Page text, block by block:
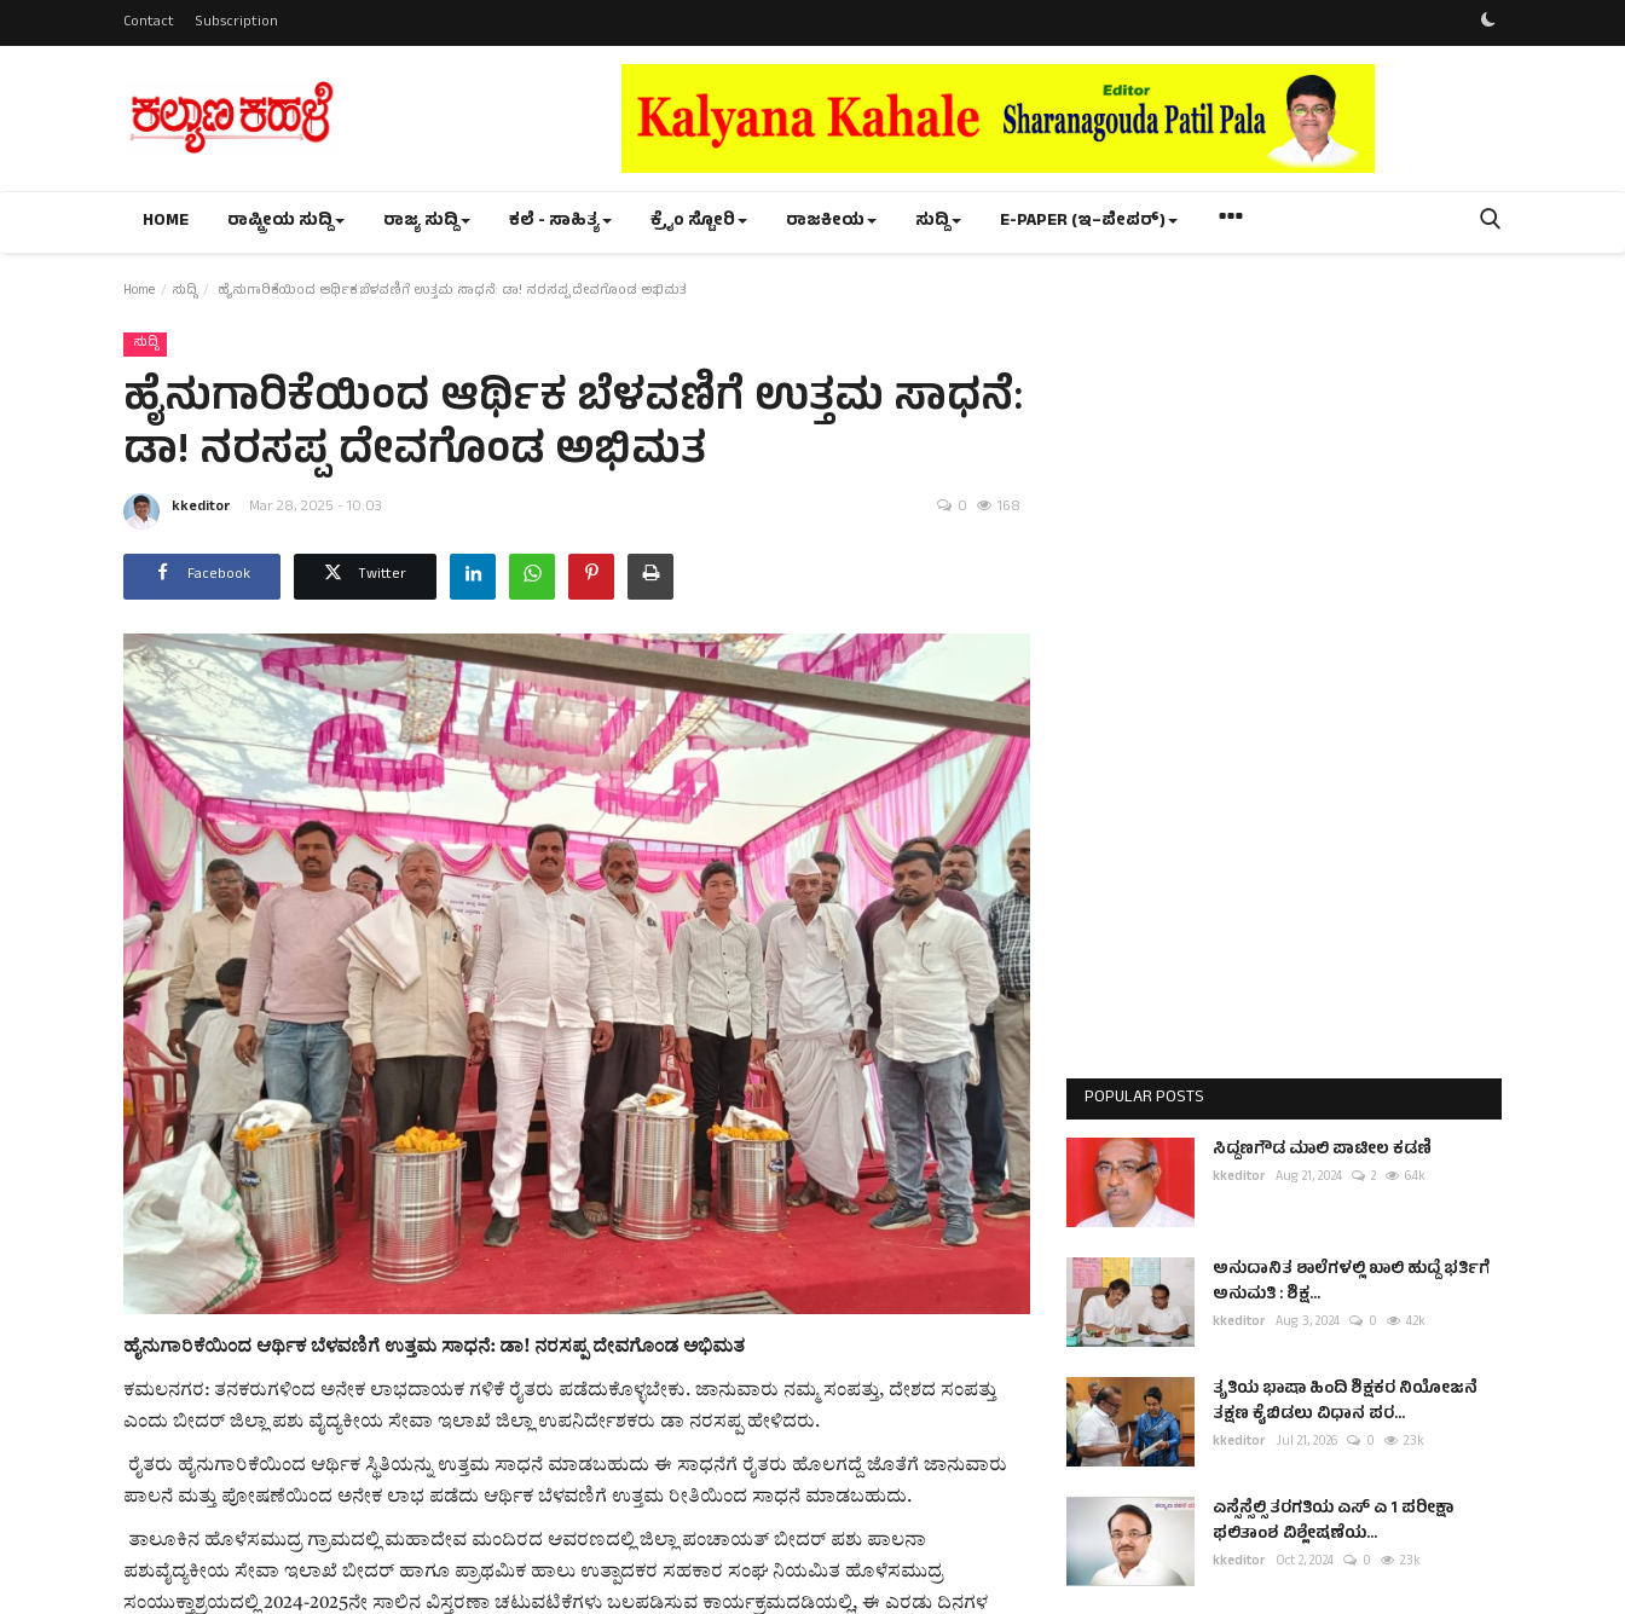
Contact Subscription
HOME ರಾಷ್ಟ್ರೀಯ ಸುದ್ದಿ ರಾಜ್ಯ ಸುದ್ದಿ ಕಲೆ - ಸಾಹಿತ್ಯ ಕ್ರೈಂ ಸ್ಟೋರಿ ರಾಜಕೀಯ ಸುದ್ದಿ E-PAPER (ಇ–ಪೇಪರ್‌)
Home ಸುದ್ದಿ ಹೈನುಗಾರಿಕೆಯಿಂದ ಆರ್ಥಿಕ ಬೆಳವಣಿಗೆ ಉತ್ತಮ ಸಾಧನೆ: ಡಾ! ನರಸಪ್ಪ ದೇವಗೊಂಡ ಅಭಿಮತ
ಸುದ್ದಿ
ಹೈನುಗಾರಿಕೆಯಿಂದ ಆರ್ಥಿಕ ಬೆಳವಣಿಗೆ ಉತ್ತಮ ಸಾಧನೆ:
ಡಾ! ನರಸಪ್ಪ ದೇವಗೊಂಡ ಅಭಿಮತ
kkeditor Mar 28, 2025 - 10:03 0 168
Facebook Twitter
ಹೈನುಗಾರಿಕೆಯಿಂದ ಆರ್ಥಿಕ ಬೆಳವಣಿಗೆ ಉತ್ತಮ ಸಾಧನೆ: ಡಾ! ನರಸಪ್ಪ ದೇವಗೊಂಡ ಅಭಿಮತ
ಕಮಲನಗರ: ತನಕರುಗಳಿಂದ ಅನೇಕ ಲಾಭದಾಯಕ ಗಳಿಕೆ ರೈತರು ಪಡೆದುಕೊಳ್ಳಬೇಕು. ಜಾನುವಾರು ನಮ್ಮ ಸಂಪತ್ತು, ದೇಶದ ಸಂಪತ್ತು
ಎಂದು ಬೀದರ್ ಜಿಲ್ಲಾ ಪಶು ವೈದ್ಯಕೀಯ ಸೇವಾ ಇಲಾಖೆ ಜಿಲ್ಲಾ ಉಪನಿರ್ದೇಶಕರು ಡಾ ನರಸಪ್ಪ ಹೇಳಿದರು.
ರೈತರು ಹೈನುಗಾರಿಕೆಯಿಂದ ಆರ್ಥಿಕ ಸ್ಥಿತಿಯನ್ನು ಉತ್ತಮ ಸಾಧನೆ ಮಾಡಬಹುದು ಈ ಸಾಧನೆಗೆ ರೈತರು ಹೊಲಗದ್ದೆ ಜೊತೆಗೆ ಜಾನುವಾರು
ಪಾಲನೆ ಮತ್ತು ಪೋಷಣೆಯಿಂದ ಅನೇಕ ಲಾಭ ಪಡೆದು ಆರ್ಥಿಕ ಬೆಳವಣಿಗೆ ಉತ್ತಮ ರೀತಿಯಿಂದ ಸಾಧನೆ ಮಾಡಬಹುದು.
ತಾಲೂಕಿನ ಹೊಳೆಸಮುದ್ರ ಗ್ರಾಮದಲ್ಲಿ ಮಹಾದೇವ ಮಂದಿರದ ಆವರಣದಲ್ಲಿ ಜಿಲ್ಲಾ ಪಂಚಾಯತ್ ಬೀದರ್ ಪಶು ಪಾಲನಾ
ಪಶುವೈದ್ಯಕೀಯ ಸೇವಾ ಇಲಾಖೆ ಬೀದರ್ ಹಾಗೂ ಪ್ರಾಥಮಿಕ ಹಾಲು ಉತ್ಪಾದಕರ ಸಹಕಾರ ಸಂಘ ನಿಯಮಿತ ಹೊಳೆಸಮುದ್ರ
ಸಂಯುಕ್ತಾಶ್ರಯದಲ್ಲಿ 2024-2025ನೇ ಸಾಲಿನ ವಿಸ್ತರಣಾ ಚಟುವಟಿಕೆಗಳು ಬಲಪಡಿಸುವ ಕಾರ್ಯಕ್ರಮದಡಿಯಲ್ಲಿ, ಈ ಎರಡು ದಿನಗಳ
POPULAR POSTS
ಸಿದ್ದಣಗೌಡ ಮಾಲಿ ಪಾಟೀಲ ಕಡಣಿ
kkeditor Aug 21, 2024 2 6.4k
ಅನುದಾನಿತ ಶಾಲೆಗಳಲ್ಲಿ ಖಾಲಿ ಹುದ್ದೆ ಭರ್ತಿಗೆ
ಅನುಮತಿ : ಶಿಕ್ಷ...
kkeditor Aug 3, 2024 0 4.2k
ತೃತಿಯ ಭಾಷಾ ಹಿಂದಿ ಶಿಕ್ಷಕರ ನಿಯೋಜನೆ
ತಕ್ಷಣ ಕೈಬಿಡಲು ವಿಧಾನ ಪರ...
kkeditor Jul 21, 2026 0 2.3k
ಎಸ್ಸೆಸ್ಸೆಲ್ಸಿ ತರಗತಿಯ ಎಸ್ ಎ 1 ಪರೀಕ್ಷಾ
ಫಲಿತಾಂಶ ವಿಶ್ಲೇಷಣೆಯ...
kkeditor Oct 2, 2024 0 2.3k